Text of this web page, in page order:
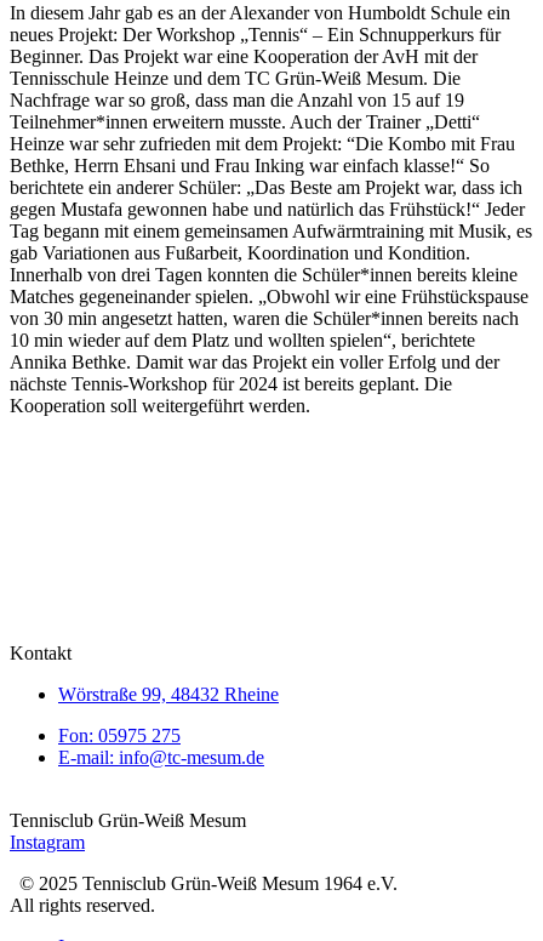
In diesem Jahr gab es an der Alexander von Humboldt Schule ein
neues Projekt: Der Workshop „Tennis“ – Ein Schnupperkurs für
Beginner. Das Projekt war eine Kooperation der AvH mit der
Tennisschule Heinze und dem TC Grün-Weiß Mesum. Die
Nachfrage war so groß, dass man die Anzahl von 15 auf 19
Teilnehmer*innen erweitern musste. Auch der Trainer „Detti“
Heinze war sehr zufrieden mit dem Projekt: “Die Kombo mit Frau
Bethke, Herrn Ehsani und Frau Inking war einfach klasse!“ So
berichtete ein anderer Schüler: „Das Beste am Projekt war, dass ich
gegen Mustafa gewonnen habe und natürlich das Frühstück!“ Jeder
Tag begann mit einem gemeinsamen Aufwärmtraining mit Musik, es
gab Variationen aus Fußarbeit, Koordination und Kondition.
Innerhalb von drei Tagen konnten die Schüler*innen bereits kleine
Matches gegeneinander spielen. „Obwohl wir eine Frühstückspause
von 30 min angesetzt hatten, waren die Schüler*innen bereits nach
10 min wieder auf dem Platz und wollten spielen“, berichtete
Annika Bethke. Damit war das Projekt ein voller Erfolg und der
nächste Tennis-Workshop für 2024 ist bereits geplant. Die
Kooperation soll weitergeführt werden.
Kontakt
Wörstraße 99, 48432 Rheine
Fon: 05975 275
E-mail: info@tc-mesum.de
Tennisclub Grün-Weiß Mesum
Instagram
© 2025 Tennisclub Grün-Weiß Mesum 1964 e.V.
All rights reserved.